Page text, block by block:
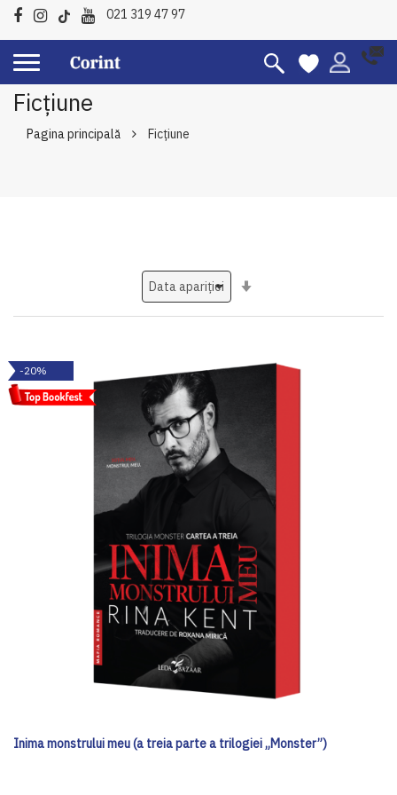
021 319 47 97
Ficțiune
Pagina principală Ficțiune
-20%
Inima monstrului meu (a treia parte a trilogiei „Monster”)